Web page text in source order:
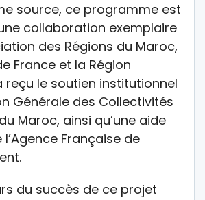
source, ce programme est
collaboration exemplaire
des Régions du Maroc,
France et la Région
reçu le soutien institutionnel
Générale des Collectivités
Maroc, ainsi qu’une aide
Française de
du succès de ce projet